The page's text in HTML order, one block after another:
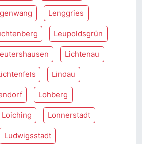
Lenggries
Leupoldsgrün
Lichtenau
Lindau
Lohberg
Loiching Lonnerstadt
Ludwigsstadt